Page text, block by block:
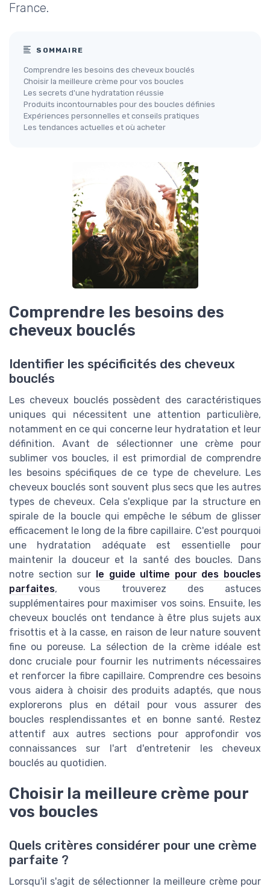
France.
SOMMAIRE
Comprendre les besoins des cheveux bouclés
Choisir la meilleure crème pour vos boucles
Les secrets d'une hydratation réussie
Produits incontournables pour des boucles définies
Expériences personnelles et conseils pratiques
Les tendances actuelles et où acheter
Comprendre les besoins des
cheveux bouclés
Identifier les spécificités des cheveux
bouclés
Les cheveux bouclés possèdent des caractéristiques
uniques qui nécessitent une attention particulière,
notamment en ce qui concerne leur hydratation et leur
définition. Avant de sélectionner une crème pour
sublimer vos boucles, il est primordial de comprendre
les besoins spécifiques de ce type de chevelure. Les
cheveux bouclés sont souvent plus secs que les autres
types de cheveux. Cela s'explique par la structure en
spirale de la boucle qui empêche le sébum de glisser
efficacement le long de la fibre capillaire. C'est pourquoi
une hydratation adéquate est essentielle pour
maintenir la douceur et la santé des boucles. Dans
notre section sur
le guide ultime pour des boucles
parfaites, vous trouverez des astuces
supplémentaires pour maximiser vos soins. Ensuite, les
cheveux bouclés ont tendance à être plus sujets aux
frisottis et à la casse, en raison de leur nature souvent
fine ou poreuse. La sélection de la crème idéale est
donc cruciale pour fournir les nutriments nécessaires
et renforcer la fibre capillaire. Comprendre ces besoins
vous aidera à choisir des produits adaptés, que nous
explorerons plus en détail pour vous assurer des
boucles resplendissantes et en bonne santé. Restez
attentif aux autres sections pour approfondir vos
connaissances sur l'art d'entretenir les cheveux
bouclés au quotidien.
Choisir la meilleure crème pour
vos boucles
Quels critères considérer pour une crème
parfaite ?
Lorsqu'il s'agit de sélectionner la meilleure crème pour